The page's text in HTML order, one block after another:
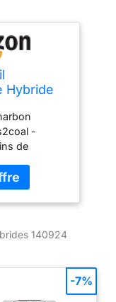
Hybride
et
Bois
-
de
des
cuits et
en
faits pour
- Allumez
en
140924
-7%